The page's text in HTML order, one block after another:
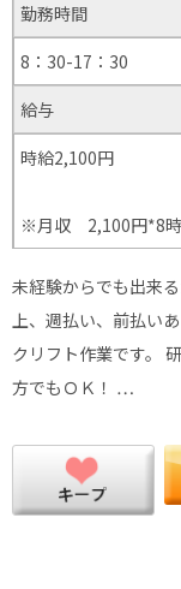
勤務時間
8：30-17：30
給与
時給2,100円
※月収 2,100円*8時
未経験からでも出来
上、週払い、前払い
クリフト作業です。
方でもＯＫ！ …